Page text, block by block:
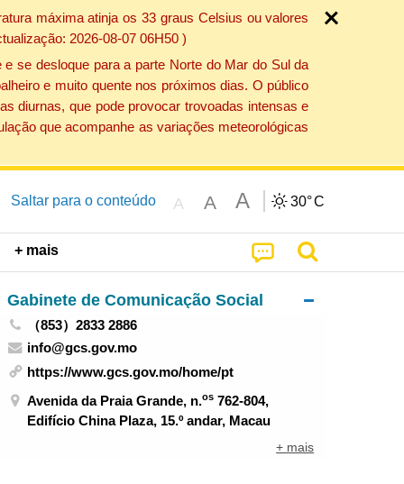
máxima atinja os 33 graus Celsius ou valores
2026-08-07 06H50 )
se desloque para a parte Norte do Mar do Sul da
e muito quente nos próximos dias. O público
diurnas, que pode provocar trovoadas intensas e
que acompanhe as variações meteorológicas
Saltar para o conteúdo A A A 30°C
+ mais
Gabinete de Comunicação Social
（853）2833 2886
info@gcs.gov.mo
https://www.gcs.gov.mo/home/pt
Avenida da Praia Grande, n.os 762-804,
Edifício China Plaza, 15.º andar, Macau
+ mais